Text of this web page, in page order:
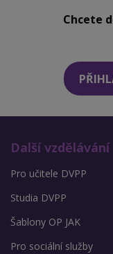
Chcete
Další vzdělávání
Pro učitele DVPP
Studia DVPP
Šablony OP JAK
Pro sociální služby